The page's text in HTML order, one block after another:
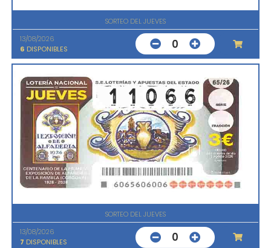
SORTEO DEL JUEVES
13/08/2026
6 DISPONIBLES 0
SORTEO DEL JUEVES
13/08/2026
7 DISPONIBLES 0